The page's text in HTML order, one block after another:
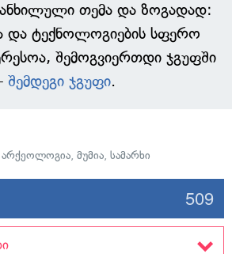
თემა და ზოგადად:
და ტექნოლოგიების სფერო
შემოგვიერთდი ჯგუფში
შემდეგი ჯგუფი.
არქეოლოგია, მუმია, სამარხი
509